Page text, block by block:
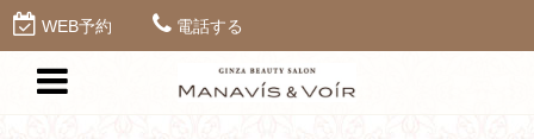
WEB予約 電話する